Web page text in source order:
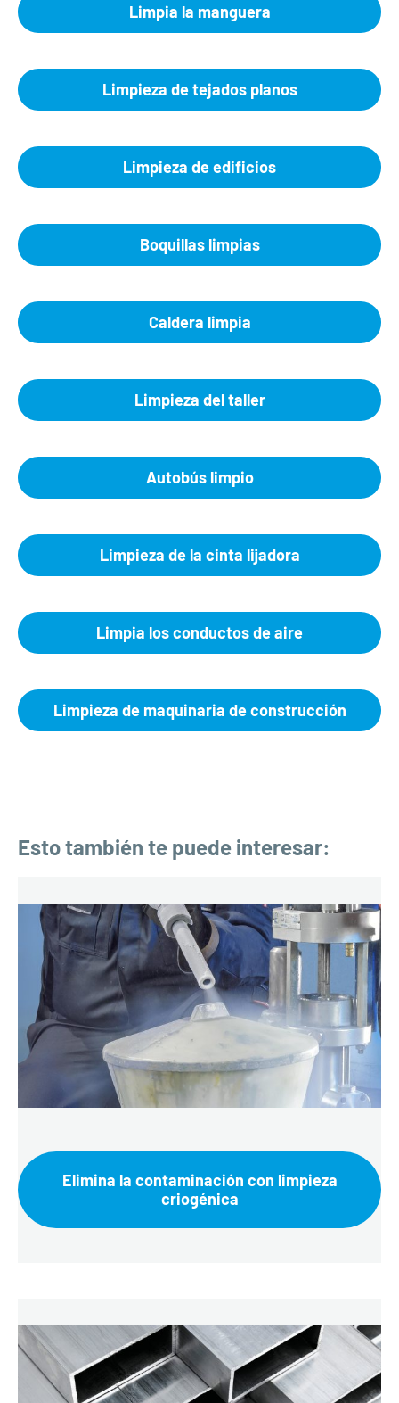
Limpia la manguera
Limpieza de tejados planos
Limpieza de edificios
Boquillas limpias
Caldera limpia
Limpieza del taller
Autobús limpio
Limpieza de la cinta lijadora
Limpia los conductos de aire
Limpieza de maquinaria de construcción
Esto también te puede interesar:
Elimina la contaminación con limpieza
criogénica